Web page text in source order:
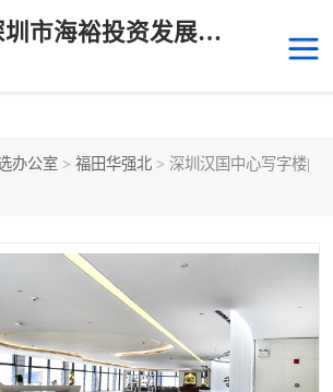
深圳市海裕投资发展有限公司
办公室 > 福田华强北 > 深圳汉国中心写字楼|
深圳湾科技生态园
租赁 宝安中心区